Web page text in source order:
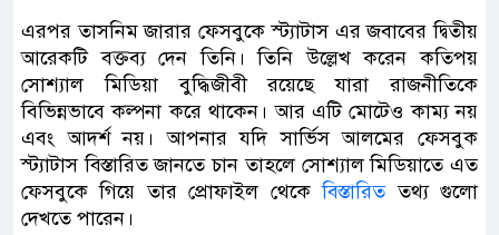
এরপর তাসনিম জারার ফেসবুকে স্ট্যাটাস এর জবাবের দ্বিতীয়
আরেকটি বক্তব্য দেন তিনি। তিনি উল্লেখ করেন কতিপয়
সোশ্যাল মিডিয়া বুদ্ধিজীবী রয়েছে যারা রাজনীতিকে
বিভিন্নভাবে কল্পনা করে থাকেন। আর এটি মোটেও কাম্য নয়
এবং আদর্শ নয়। আপনার যদি সার্ভিস আলমের ফেসবুক
স্ট্যাটাস বিস্তারিত জানতে চান তাহলে সোশ্যাল মিডিয়াতে এত
ফেসবুকে গিয়ে তার প্রোফাইল থেকেবিস্তারিততথ্য গুলো
দেখতে পারেন।